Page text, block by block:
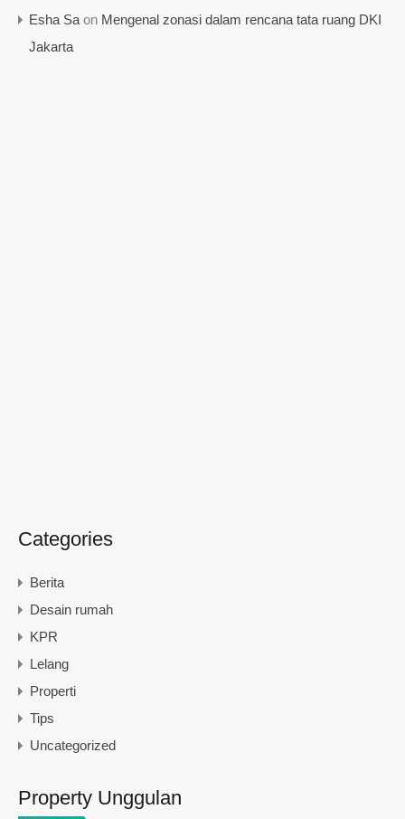
Esha Sa on Mengenal zonasi dalam rencana tata ruang DKI
Jakarta
Categories
Berita
Desain rumah
KPR
Lelang
Properti
Tips
Uncategorized
Property Unggulan